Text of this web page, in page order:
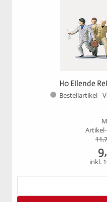
H0 Eilende
Bestellartikel -
inkl.